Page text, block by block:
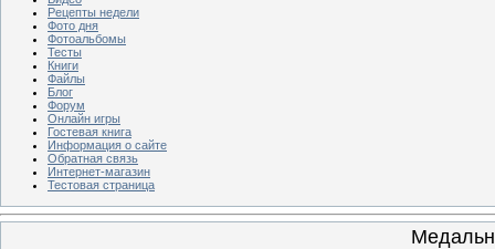
Рецепты недели
Фото дня
Фотоальбомы
Тесты
Книги
Файлы
Блог
Форум
Онлайн игры
Гостевая книга
Информация о сайте
Обратная связь
Интернет-магазин
Тестовая страница